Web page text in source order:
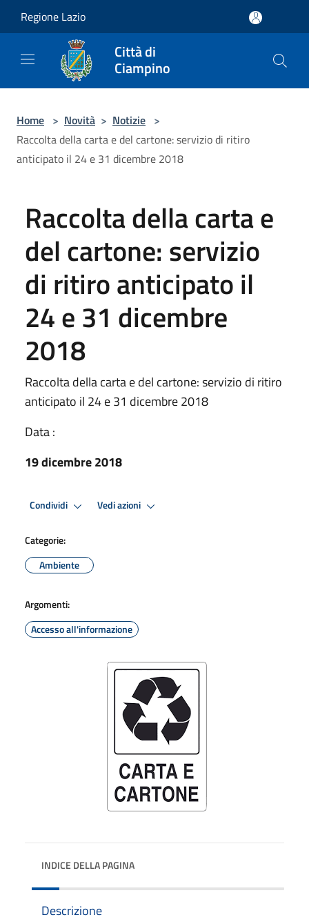
Regione Lazio
Città di
Ciampino
Home > Novità > Notizie >
Raccolta della carta e del cartone: servizio di ritiro
anticipato il 24 e 31 dicembre 2018
Raccolta della carta e
del cartone: servizio
di ritiro anticipato il
24 e 31 dicembre
2018
Raccolta della carta e del cartone: servizio di ritiro
anticipato il 24 e 31 dicembre 2018
Data :
19 dicembre 2018
Condividi Vedi azioni
Categorie:
Ambiente
Argomenti:
Accesso all'informazione
INDICE DELLA PAGINA
Descrizione